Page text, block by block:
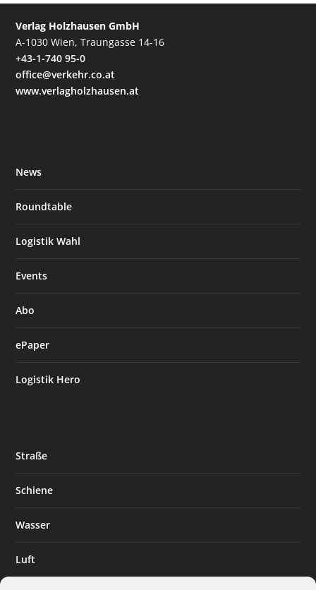
Verlag Holzhausen GmbH
A-1030 Wien, Traungasse 14-16
+43-1-740 95-0
office@verkehr.co.at
www.verlagholzhausen.at
News
Roundtable
Logistik Wahl
Events
Abo
ePaper
Logistik Hero
Straße
Schiene
Wasser
Luft